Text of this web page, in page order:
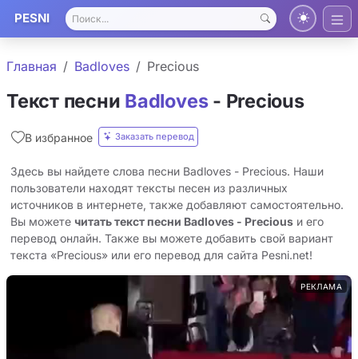
PESNI
Главная Badloves Precious
Текст песни Badloves- Precious
В избранное Заказать перевод
Здесь вы найдете слова песни Badloves - Precious. Наши
пользователи находят тексты песен из различных
источников в интернете, также добавляют самостоятельно.
Вы можете читать текст песни Badloves - Precious и его
перевод онлайн. Также вы можете добавить свой вариант
текста «Precious» или его перевод для сайта Pesni.net!
РЕКЛАМА